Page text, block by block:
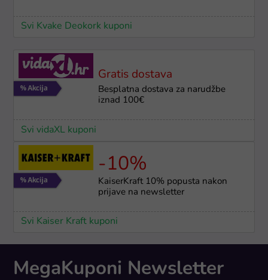
Svi Kvake Deokork kuponi
Gratis dostava
Besplatna dostava za narudžbe
iznad 100€
Svi vidaXL kuponi
-10%
KaiserKraft 10% popusta nakon
prijave na newsletter
Svi Kaiser Kraft kuponi
MegaKuponi Newsletter